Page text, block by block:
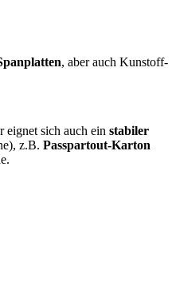
, aber auch Kunstoff-
sich auch ein stabiler
z.B. Passpartout-Karton